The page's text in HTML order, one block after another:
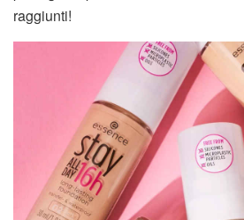
raggiunti!